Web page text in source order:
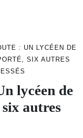
: UN LYCÉEN DE
SIX AUTRES
lycéen de
autres